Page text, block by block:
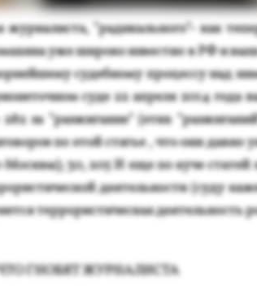
"ра­дикаль­но­го"- как
уже ши­роко из­вес­тно в РФ и
су­деб­но­му про­цес­су над
су­де 22 ап­ре­ля 2014 го­да
за "раз­жи­гание" (этих
по этой статье , что они
30, 205 И еще по ку­че ста­тей
де­ятель­нос­ти (су­ду
тер­ро­рис­ти­чес­кая де­ятель­ность
ГНО­БЯТ ЖУР­НА­ЛИС­ТА